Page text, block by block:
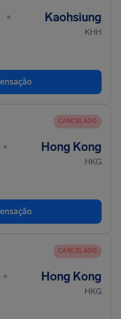
• Kaohsiung
KHH
CANCELADO
• Hong Kong
HKG
CANCELADO
• Hong Kong
HKG